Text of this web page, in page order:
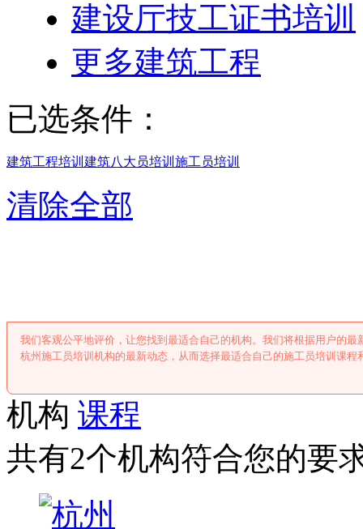
建设厅技工证书培训
更多建筑工程
已选条件：
建筑工程培训 建筑八大员培训 施工员培训
清除全部
我们客观公平地评价，让您找到最适合自己的机构。我们将根据用户的
杭州施工员培训机构的最新动态，从而选择最适合自己的施工员培训课程
机构 课程
共有2个机构符合您的要